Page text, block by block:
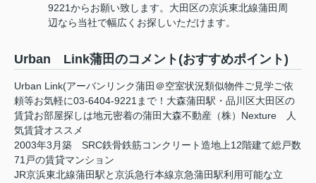
9221からお願い致します。大田区の京浜東北線蒲田周
辺なら当社で幅広くお探しいただけます。
Urban Link蒲田のコメント(おすすめポイント)
Urban Link(アーバンリンク蒲田＠空室状況類似物件ご見学ご依
頼等お気軽に03-6404-9221まで！大森蒲田駅・品川区大田区の
賃貸お部屋探しは地元密着の蒲田大森不動産（株）Nexture 人
気賃貸オススメ
2003年3月築 SRC鉄骨鉄筋コンクリート造地上12階建て総戸数
71戸の賃貸マンション
JR京浜東北線蒲田駅と京浜急行本線京急蒲田駅利用可能な立